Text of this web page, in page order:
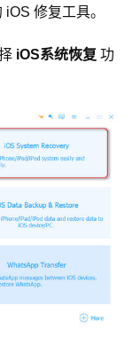
修复工具。
iOS系统恢复 功